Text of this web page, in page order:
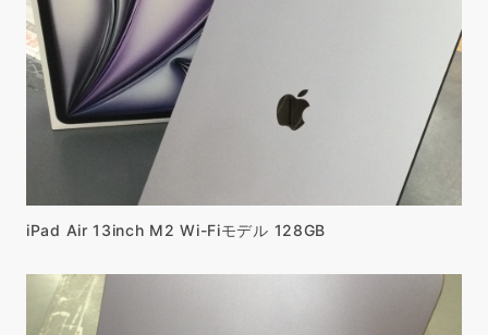
iPad Air 13inch M2 Wi-Fiモデル 128GB